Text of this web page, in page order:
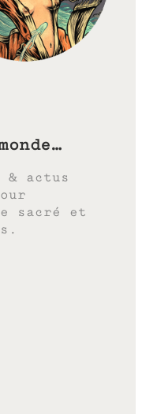
& actus
sacré et